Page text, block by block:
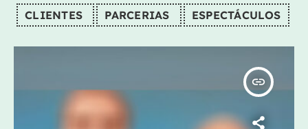
CLIENTES PARCERIAS ESPECTÁCULOS
insert_link